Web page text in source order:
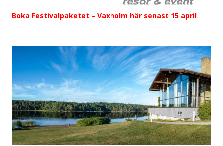
Boka Festivalpaketet – Vaxholm här senast 15 april